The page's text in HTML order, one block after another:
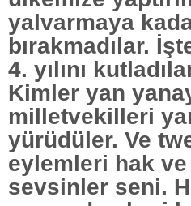
yalvarmaya
bırakmadılar.
4. yılını
Kimler yan
milletvekilleri
yürüdüler. Ve
eylemleri hak
sevsinler seni.